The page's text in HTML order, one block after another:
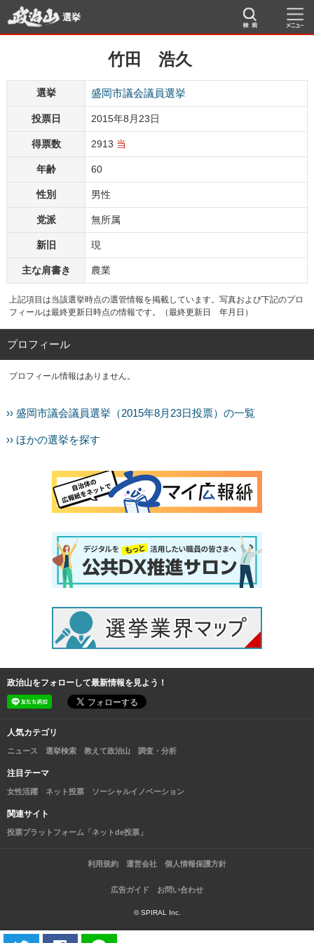
選挙
竹田 浩久
選挙 盛岡市議会議員選挙
投票日 2015年8月23日
得票数 2913 当
年齢 60
性別 男性
党派 無所属
新旧 現
主な肩書き 農業
上記項目は当該選挙時点の選管情報を掲載しています。写真および下記のプロ
フィールは最終更新日時点の情報です。（最終更新日 年月日）
プロフィール
プロフィール情報はありません。
›› 盛岡市議会議員選挙（2015年8月23日投票）の一覧
›› ほかの選挙を探す
政治山をフォローして最新情報を見よう！
人気カテゴリ
ニュース 選挙検索 教えて政治山 調査・分析
注目テーマ
女性活躍 ネット投票 ソーシャルイノベーション
関連サイト
投票プラットフォーム「ネットde投票」
利用規約 運営会社 個人情報保護方針
広告ガイド お問い合わせ
© SPIRAL Inc.